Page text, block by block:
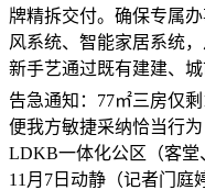
牌精拆交付。确保专属
风系统、智能家居系统
新手艺通过既有建建、
告急通知：77㎡三房仅
便我方敏捷采纳恰当行
LDKB一体化公区（客堂
11月7日动静（记者门庭